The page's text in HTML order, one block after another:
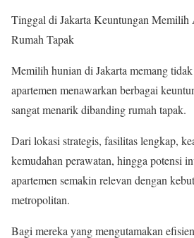
Tinggal di Jakarta Keuntungan Memilih
Rumah Tapak
Memilih hunian di Jakarta memang
apartemen menawarkan berbagai
sangat menarik dibanding rumah tapak.
Dari lokasi strategis, fasilitas lengkap,
kemudahan perawatan, hingga potensi
apartemen semakin relevan dengan
metropolitan.
Bagi mereka yang mengutamakan